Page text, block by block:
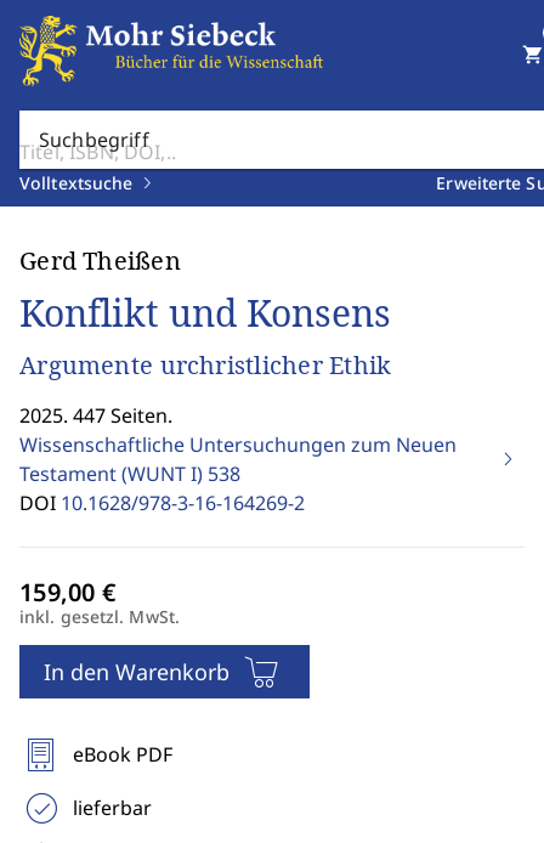
Suchbegriff
Volltextsuche Erweiterte
shopping_cart
Gerd Theißen
Konflikt und Konsens
Argumente urchristlicher Ethik
2025. 447 Seiten.
Wissenschaftliche Untersuchungen zum Neuen
Testament (WUNT I) 538
DOI 10.1628/978-3-16-164269-2
inkl. gesetzl. MwSt.
In den Warenkorb
eBook PDF
lieferbar